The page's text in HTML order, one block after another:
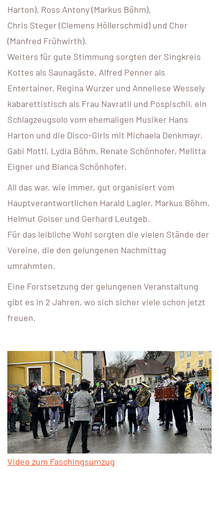
Harton), Ross Antony (Markus Böhm),
Chris Steger (Clemens Höllerschmid) und Cher
(Manfred Frühwirth).
Weiters für gute Stimmung sorgten der Singkreis
Kottes als Saunagäste, Alfred Penner als
Entertainer, Regina Wurzer und Anneliese Wessely
kabarettistisch als Frau Navratil und Pospischil, ein
Schlagzeugsolo vom ehemaligen Musiker Hans
Harton und die Disco-Girls mit Michaela Denkmayr,
Gabi Mottl, Lydia Böhm, Renate Schönhofer, Melitta
Eigner und Bianca Schönhofer.
All das war, wie immer, gut organisiert vom
Hauptverantwortlichen Harald Lagler, Markus Böhm,
Helmut Goiser und Gerhard Leutgeb.
Für das leibliche Wohl sorgten die vielen Stände der
Vereine, die den gelungenen Nachmittag
umrahmten.
Eine Forstsetzung der gelungenen Veranstaltung
gibt es in 2 Jahren, wo sich sicher viele schon jetzt
freuen.
Video zum Faschingsumzug